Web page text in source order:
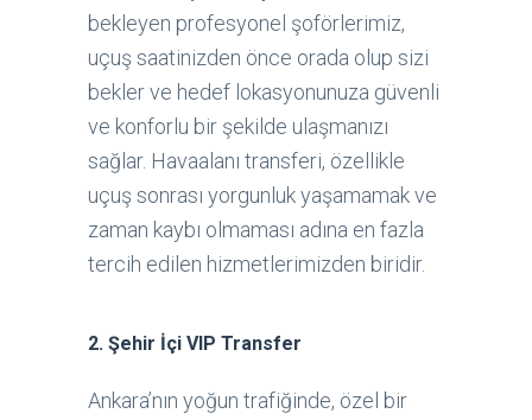
bekleyen profesyonel şoförlerimiz,
uçuş saatinizden önce orada olup sizi
bekler ve hedef lokasyonunuza güvenli
ve konforlu bir şekilde ulaşmanızı
sağlar. Havaalanı transferi, özellikle
uçuş sonrası yorgunluk yaşamamak ve
zaman kaybı olmaması adına en fazla
tercih edilen hizmetlerimizden biridir.
2. Şehir İçi VIP Transfer
Ankara’nın yoğun trafiğinde, özel bir